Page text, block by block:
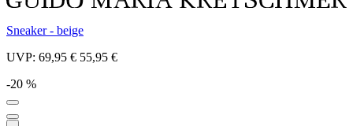
Sneaker - beige
UVP: 69,95 € 55,95 €
-20 %